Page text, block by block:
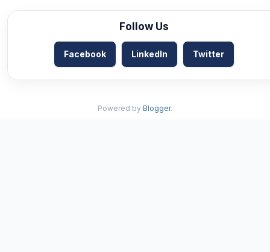
Follow Us
Facebook LinkedIn Twitter
Powered by Blogger.